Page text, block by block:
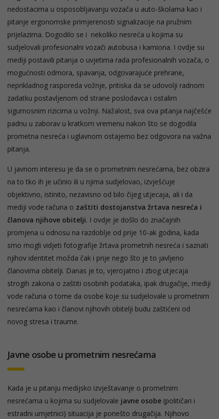
nedostacima u osposobljavanju vozača u auto-školama kao i
pitanje ergonomske primjerenosti signalizacije na pružnim
prijelazima. Dogodilo se i nekoliko nesreća u kojima su
sudjelovali profesionalni vozači autobusa i kamiona. I ovdje su
mediji postavili pitanja o uvjetima rada profesionalnih vozača, o
mogućnosti odmora, spavanja, odgovarajuće prehrane,
neprikladnog rasporeda vožnje, pritiska da se udovolji radnom
zadatku postavljenom od strane poslodavca i ostalim
sigurnosnim rizicima u vožnji. Nažalost, sva ova pitanja najčešće
padnu u zaborav u kratkom vremenu nakon što se dogodila
prometna nesreća i uglavnom ostajemo bez odgovora na važna
pitanja.
U javnom interesu je da se o prometnim nesrećama, bez obzira
na to tko ih je učinio ili u njima sudjelovao, izvješćuje
objektivno, istinito, nezavisno od bilo čijeg utjecaja, ali i da
mediji vode računa o zaštiti dostojanstva žrtava nesreća i
članova njihove obitelji. I ovdje je došlo do značajnih
promjena u odnosu na razdoblje od prije 10-ak godina, kada
smo mogli vidjeti fotografije žrtava prometnih nesreća i saznati
njihov identitet možda čak i prije nego što je to javljeno
članovima obitelji. Danas je to, vjerojatno i zbog utjecaja
strogih zakona o zaštiti osobnih podataka, ipak drugačije, mediji
vode računa o tome da osobe koje su sudjelovale u prometnim
nesrećama kao i članovi njihovih obitelji budu zaštićeni od
novog stresa i traume.
Javne osobe u prometnim nesrećama
Kada je u pitanju medijsko izvještavanje o prometnim
nesrećama u kojima su sudjelovale javne osobe (političari i
estradni umjetnici) situacija je ponešto drugačija. Njihovo